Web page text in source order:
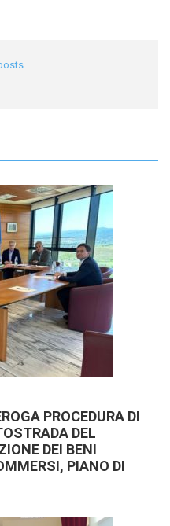
PROCEDURA DI
DEL
DEI BENI
PIANO DI